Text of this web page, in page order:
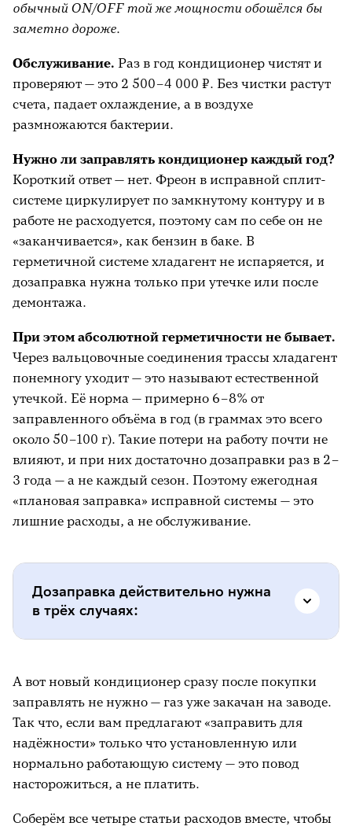
обычный ON/OFF той же мощности обошёлся бы
заметно дороже.
Обслуживание. Раз в год кондиционер чистят и
проверяют — это 2 500–4 000 ₽. Без чистки растут
счета, падает охлаждение, а в воздухе
размножаются бактерии.
Нужно ли заправлять кондиционер каждый год?
Короткий ответ — нет. Фреон в исправной сплит-
системе циркулирует по замкнутому контуру и в
работе не расходуется, поэтому сам по себе он не
«заканчивается», как бензин в баке. В
герметичной системе хладагент не испаряется, и
дозаправка нужна только при утечке или после
демонтажа.
При этом абсолютной герметичности не бывает.
Через вальцовочные соединения трассы хладагент
понемногу уходит — это называют естественной
утечкой. Её норма — примерно 6–8% от
заправленного объёма в год (в граммах это всего
около 50–100 г). Такие потери на работу почти не
влияют, и при них достаточно дозаправки раз в 2–
3 года — а не каждый сезон. Поэтому ежегодная
«плановая заправка» исправной системы — это
лишние расходы, а не обслуживание.
Дозаправка действительно нужна
в трёх случаях:
заметно ослабло, на медных трубках или
вентилях наружного блока появляется
иней, слышно шипение, а у штуцеров
видны масляные подтёки — фреон уходит
быстрее нормы. Важный нюанс: сначала
находят и устраняют саму утечку, и
только потом заправляют систему.
А вот новый кондиционер сразу после покупки
заправлять не нужно — газ уже закачан на заводе.
Так что, если вам предлагают «заправить для
надёжности» только что установленную или
нормально работающую систему — это повод
насторожиться, а не платить.
Соберём все четыре статьи расходов вместе, чтобы